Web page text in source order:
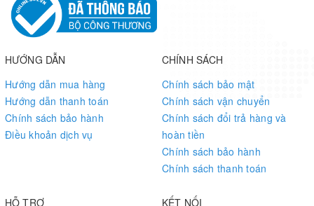
HƯỚNG DẪN
Hướng dẫn mua hàng
Hướng dẫn thanh toán
Chính sách bảo hành
Điều khoản dịch vụ
CHÍNH SÁCH
Chính sách bảo mật
Chính sách vận chuyển
Chính sách đổi trả hàng và
hoàn tiền
Chính sách bảo hành
Chính sách thanh toán
HỖ TRỢ KẾT NỐI